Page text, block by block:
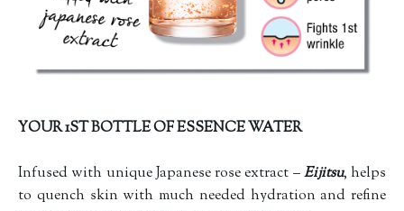
YOUR 1ST BOTTLE OF ESSENCE WATER
Infused with unique Japanese rose extract –Eijitsu, helps
to quench skin with much needed hydration and refine